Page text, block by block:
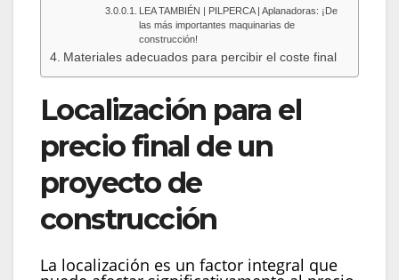
LEA TAMBIÉN | PILPERCA | Aplanadoras: ¡De
las más importantes maquinarias de
construcción!
Materiales adecuados para percibir el coste final
Localización para el
precio final de un
proyecto de
construcción
La localización es un factor integral que